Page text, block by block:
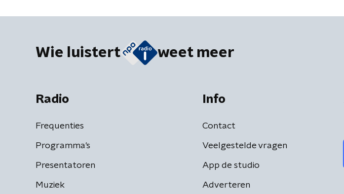
Wie luistert weet meer
Radio
Frequenties
Programma's
Presentatoren
Muziek
Info
Contact
Veelgestelde vragen
App de studio
Adverteren